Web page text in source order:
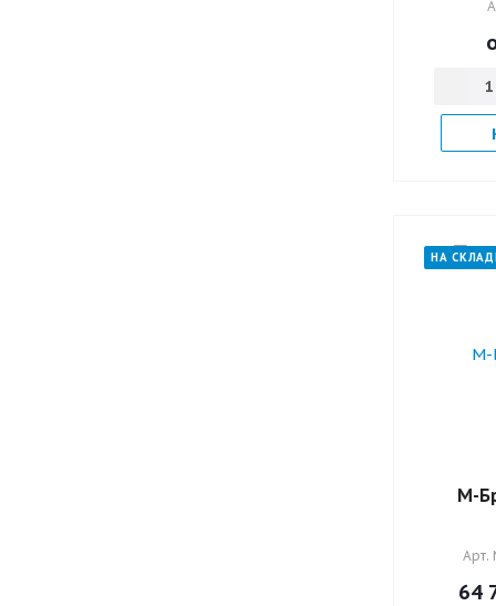
НА
М-
Арт.
64